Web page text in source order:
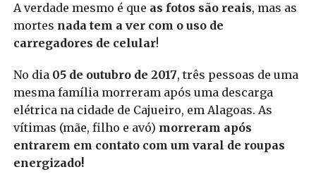
A verdade mesmo é que as fotos são reais, mas as
mortes nada tem a ver com o uso de
carregadores de celular!
No dia 05 de outubro de 2017, três pessoas de uma
mesma família morreram após uma descarga
elétrica na cidade de Cajueiro, em Alagoas. As
vítimas (mãe, filho e avó) morreram após
entrarem em contato com um varal de roupas
energizado!